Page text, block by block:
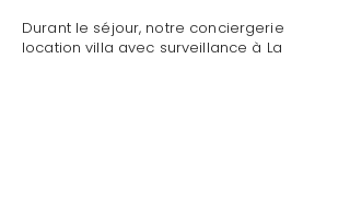
Durant le séjour, notre conciergerie
location villa avec surveillance à La